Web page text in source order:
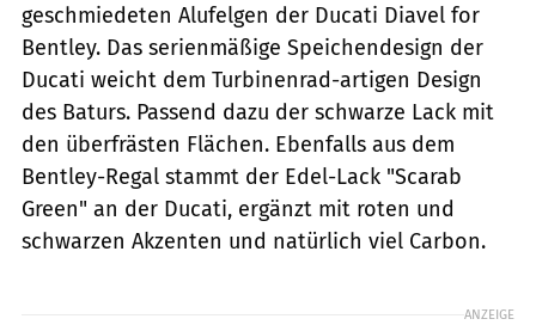
geschmiedeten Alufelgen der Ducati Diavel for
Bentley. Das serienmäßige Speichendesign der
Ducati weicht dem Turbinenrad-artigen Design
des Baturs. Passend dazu der schwarze Lack mit
den überfrästen Flächen. Ebenfalls aus dem
Bentley-Regal stammt der Edel-Lack "Scarab
Green" an der Ducati, ergänzt mit roten und
schwarzen Akzenten und natürlich viel Carbon.
ANZEIGE